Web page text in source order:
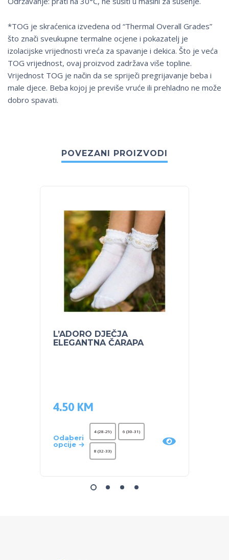
*TOG je skraćenica izvedena od “Thermal Overall Grades”
što znači sveukupne termalne ocjene i pokazatelj je
izolacijske vrijednosti vreća za spavanje i dekica. Što je veća
TOG vrijednost, ovaj proizvod zadržava više topline.
Vrijednost TOG je način da se spriječi pregrijavanje beba i
male djece. Beba kojoj je previše vruće ili prehladno ne može
dobro spavati.
POVEZANI PROIZVODI
L’ADORO DJEČJA
ELEGANTNA ČARAPA
4.50 KM
Odaberi
opcije
4 (28-29) 6 (30-31)
8 (32-33)